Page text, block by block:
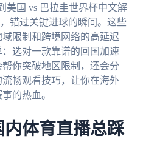
美国 vs 巴拉圭世界杯中文解
错过关键进球的瞬间。这些
限制和跨境网络的高延迟
选对一款靠谱的回国加速
你突破地区限制，还会分
畅观看技巧，让你在海外
的热血。
体育直播总踩